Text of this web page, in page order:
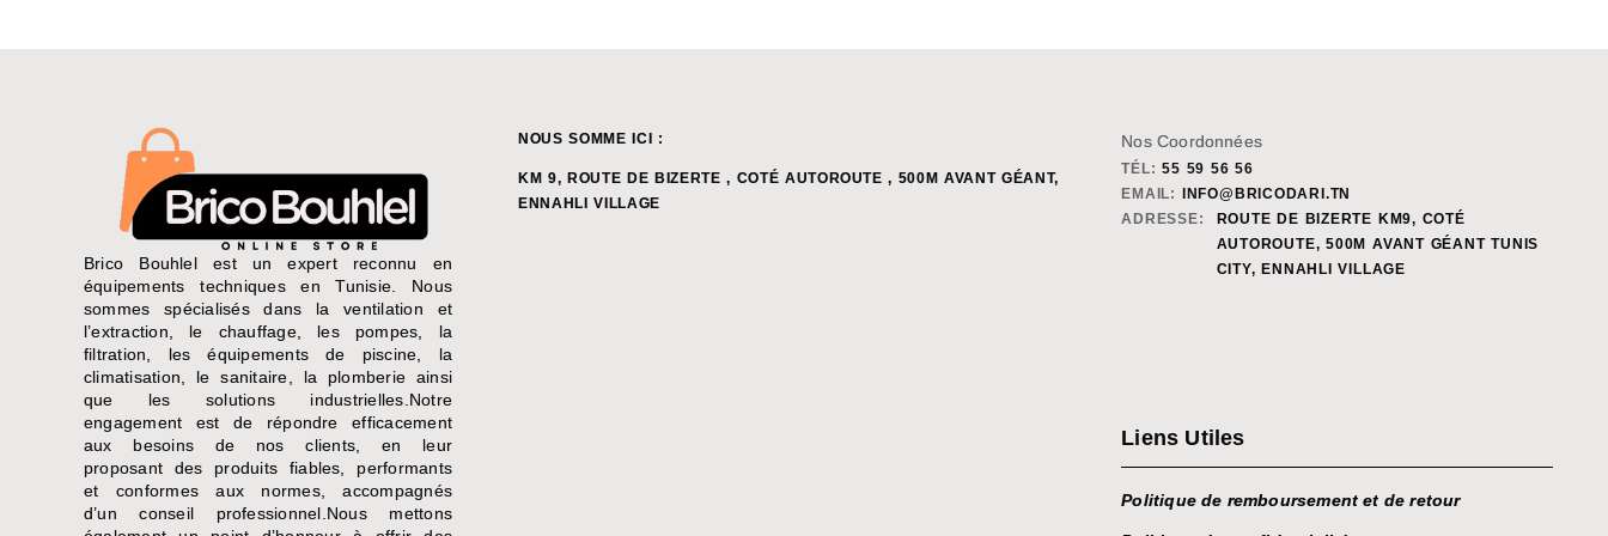
Brico Bouhlel est un expert reconnu en
équipements techniques en Tunisie. Nous
sommes spécialisés dans la ventilation et
l’extraction, le chauffage, les pompes, la
filtration, les équipements de piscine, la
climatisation, le sanitaire, la plomberie ainsi
que les solutions industrielles.Notre
engagement est de répondre efficacement
aux besoins de nos clients, en leur
proposant des produits fiables, performants
et conformes aux normes, accompagnés
d’un conseil professionnel.Nous mettons
NOUS SOMME ICI :
KM 9, ROUTE DE BIZERTE , COTÉ AUTOROUTE , 500M AVANT GÉANT,
ENNAHLI VILLAGE
Nos Coordonnées
TÉL: 55 59 56 56
EMAIL:
INFO@BRICODARI.TN
ADRESSE:
ROUTE DE BIZERTE KM9, COTÉ
AUTOROUTE, 500M AVANT GÉANT TUNIS
CITY, ENNAHLI VILLAGE
Liens Utiles
Politique de remboursement et de retour